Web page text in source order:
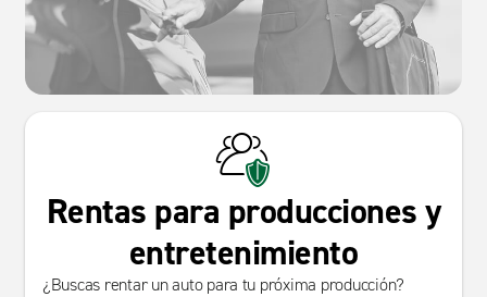
Rentas para producciones y
entretenimiento
¿Buscas rentar un auto para tu próxima producción?